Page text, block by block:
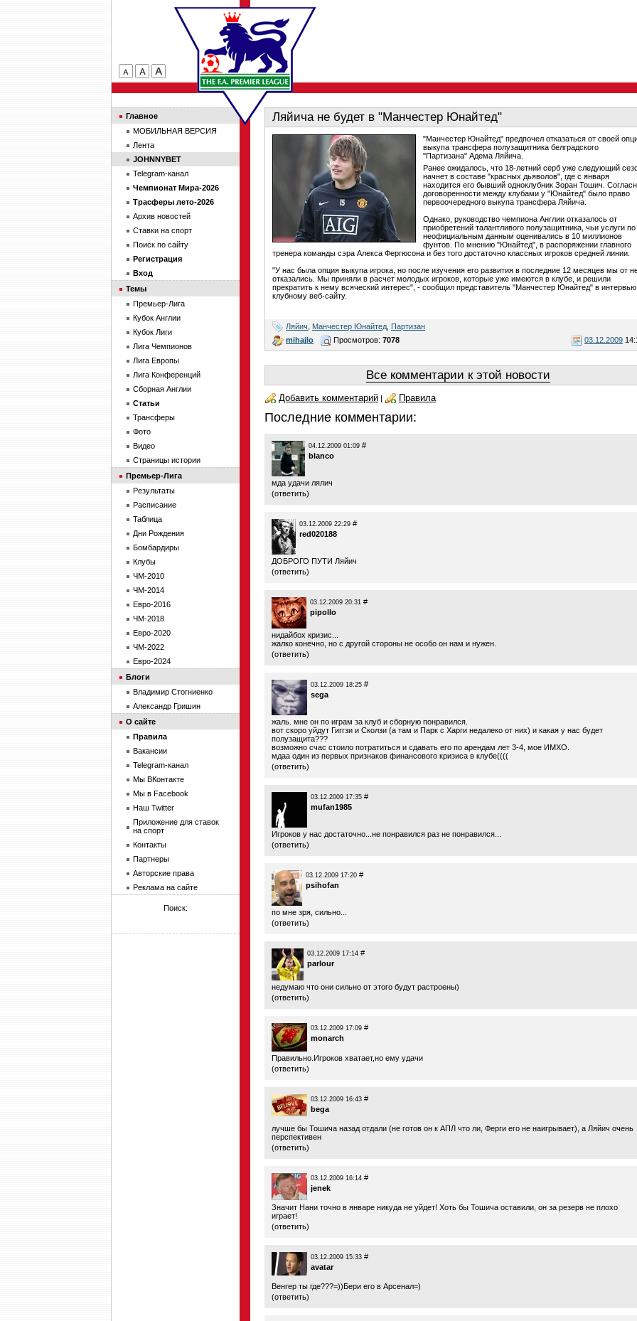
Ляйича не будет в "Манчестер Юнайтед"
"Манчестер Юнайтед" предпочел отказаться от своей
выкупа трансфера полузащитника белградского
"Партизана" Адема Ляйича.
Ранее ожидалось, что 18-летний серб уже следующий
начнет в составе "красных дьяволов", где с января
находится его бывший одноклубник Зоран Тошич.
договоренности между клубами у "Юнайтед" было право
первоочередного выкупа трансфера Ляйича.
Однако, руководство чемпиона Англии отказалось от
приобретений талантливого полузащитника, чьи услуги по
неофициальным данным оценивались в 10 миллионов
фунтов. По мнению "Юнайтед", в распоряжении главного
тренера команды сэра Алекса Фергюсона и без того достаточно классных игроков средней линии.
"У нас была опция выкупа игрока, но после изучения его развития в последние 12 месяцев мы от
отказались. Мы приняли в расчет молодых игроков, которые уже имеются в клубе, и решили
прекратить к нему всяческий интерес", - сообщил представитель "Манчестер Юнайтед" в интервью
клубному веб-сайту.
Ляйич Манчестер Юнайтед Партизан
mihajlo
03.12.2009
Просмотров: 7078
Все комментарии к этой новости
Добавить комментарий | Правила
Последние комментарии:
04.12.2009 01:09 #
blanco
мда удачи лялич
(ответить)
03.12.2009 22:29 #
red020188
ДОБРОГО ПУТИ Ляйич
(ответить)
03.12.2009 20:31 #
pipollo
нидайбох кризис...
жалко конечно, но с другой стороны не особо он нам и нужен.
(ответить)
03.12.2009 18:25 #
sega
жаль. мне он по играм за клуб и сборную понравился.
вот скоро уйдут Гиггзи и Сколзи (а там и Парк с Харги недалеко от них) и какая у нас будет
полузащита???
возможно счас стоило потратиться и сдавать его по арендам лет 3-4, мое ИМХО.
мдаа один из первых признаков финансового кризиса в клубе((((
(ответить)
03.12.2009 17:35 #
mufan1985
Игроков у нас достаточно...не понравился раз не понравился...
(ответить)
03.12.2009 17:20 #
psihofan
по мне зря, сильно...
(ответить)
03.12.2009 17:14 #
parlour
недумаю что они сильно от этого будут растроены)
(ответить)
03.12.2009 17:09 #
monarch
Правильно.Игроков хватает,но ему удачи
(ответить)
03.12.2009 16:43 #
bega
лучше бы Тошича назад отдали (не готов он к АПЛ что ли, Ферги его не наигрывает), а Ляйич очень
перспективен
(ответить)
03.12.2009 16:14 #
jenek
Значит Нани точно в январе никуда не уйдет! Хоть бы Тошича оставили, он за резерв не плохо
играет!
(ответить)
03.12.2009 15:33 #
avatar
Венгер ты где???=))Бери его в Арсенал=)
(ответить)
Главное
МОБИЛЬНАЯ ВЕРСИЯ
Лента
JOHNNYBET
Telegram-канал
Чемпионат Мира-2026
Трасферы лето-2026
Архив новостей
Ставки на спорт
Поиск по сайту
Регистрация
Вход
Темы
Премьер-Лига
Кубок Англии
Кубок Лиги
Лига Чемпионов
Лига Европы
Лига Конференций
Сборная Англии
Статьи
Трансферы
Фото
Видео
Страницы истории
Премьер-Лига
Результаты
Расписание
Таблица
Дни Рождения
Бомбардиры
Клубы
ЧМ-2010
ЧМ-2014
Евро-2016
ЧМ-2018
Евро-2020
ЧМ-2022
Евро-2024
Блоги
Владимир Стогниенко
Александр Гришин
О сайте
Правила
Вакансии
Telegram-канал
Мы ВКонтакте
Мы в Facebook
Наш Twitter
Приложение для ставок
на спорт
Контакты
Партнеры
Авторские права
Реклама на сайте
Поиск: